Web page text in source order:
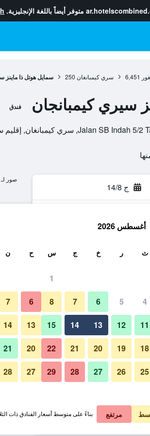
متوفر أيضاً باللغة الإنجليزية.
6,451 سري كيمبانغان 250 سمايل هوتل ذا ماينز
سيري كيمبانجان فندق
ج 14/8
في الليلة
77 ﷼ عرض الصفقة
82 ﷼ عرض الصفقة
صور
أغسطس 2026
ث ر خ ج س
1
4
5
6
7
8
11
12
13
14
15
18
19
20
21
22
25
26
27
28
29
ح ن
6
7
13
14
20
21
27
28
مرتفع بناءً على متوسط أسعار الفنادق ذات